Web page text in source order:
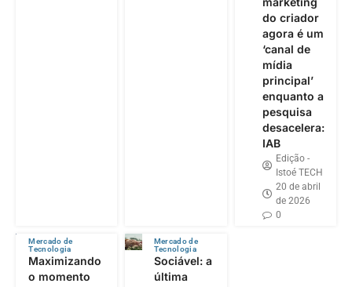
do criador
agora é um
‘canal de
mídia
principal’
enquanto a
pesquisa
desacelera:
IAB
Edição -
Istoé TECH
20 de abril
de 2026
0
Mercado de
Tecnologia
Maximizando
o momento
Mercado de
Tecnologia
Sociável: a
última